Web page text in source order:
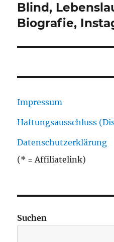
Beitrag:
Blind,
Biografie,
Impressum
Haftungsausschluss
Datenschutzerklärung
(* = Affiliatelink)
Suchen